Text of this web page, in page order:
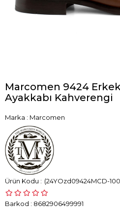
Marcomen 9424
Ayakkabı Kahverengi
Marka : Marcomen
(24YOzd09424MCD-
Barkod : 8682906499991